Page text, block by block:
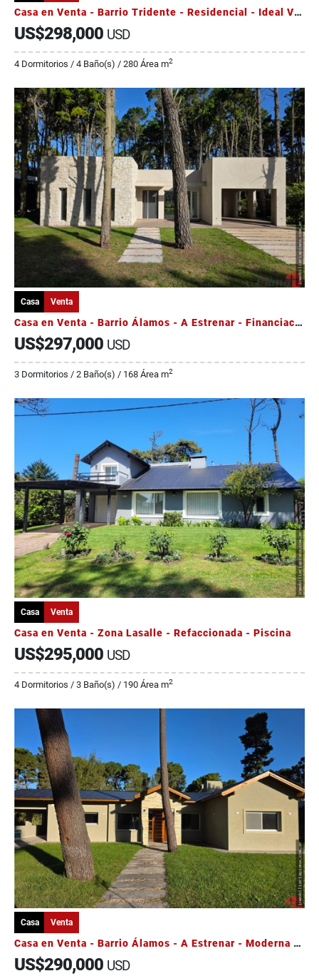
Casa en Venta - Barrio Tridente - Residencial - Ideal Vivienda
US$298,000 USD
4 Dormitorios / 4 Baño(s) / 280 Área m2
Casa Venta
Casa en Venta - Barrio Álamos - A Estrenar - Financiación
US$297,000 USD
3 Dormitorios / 2 Baño(s) / 168 Área m2
Casa Venta
Casa en Venta - Zona Lasalle - Refaccionada - Piscina
US$295,000 USD
4 Dormitorios / 3 Baño(s) / 190 Área m2
Casa Venta
Casa en Venta - Barrio Álamos - A Estrenar - Moderna y Luminosa
US$290,000 USD